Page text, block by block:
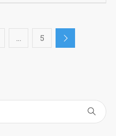
… 5